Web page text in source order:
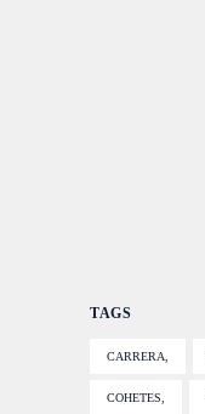
TAGS
CARRERA
COHETES